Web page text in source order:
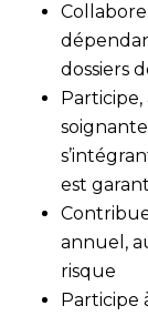
dossiers
est
annuel,
risque
Participe